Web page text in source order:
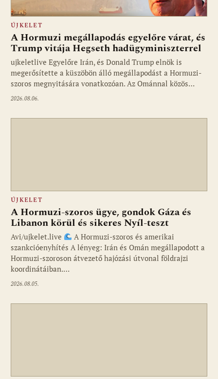
Fotó: ujkelet.live
ÚJKELET
A Hormuzi megállapodás egyelőre várat, és
Trump vitája Hegseth hadügyminiszterrel
ujkeletlive Egyelőre Irán, és Donald Trump elnök is
megerősítette a küszöbön álló megállapodást a Hormuzi-
szoros megnyitására vonatkozóan. Az Ománnal közös…
2026.08.06.
ÚJKELET
A Hormuzi-szoros ügye, gondok Gáza és
Libanon körül és sikeres Nyíl-teszt
Avi/ujkelet.live
A Hormuzi-szoros és amerikai
szankcióenyhítés A lényeg: Irán és Omán megállapodott a
Hormuzi-szoroson átvezető hajózási útvonal földrajzi
koordinátáiban.…
2026.08.05.